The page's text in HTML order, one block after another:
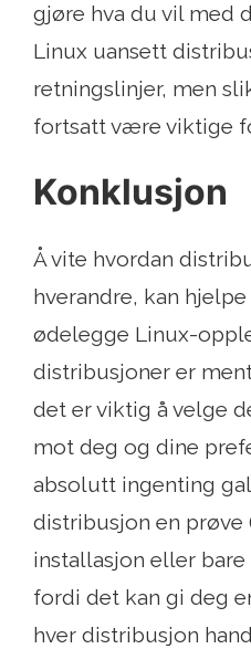
gjøre hva du vil med
Linux uansett
retningslinjer, men
fortsatt være viktige
Konklusjon
Å vite hvordan
hverandre, kan
ødelegge Linux-
distribusjoner er
det er viktig å velge
mot deg og dine
absolutt ingenting
distribusjon en prøve
installasjon eller
fordi det kan gi deg
hver distribusjon